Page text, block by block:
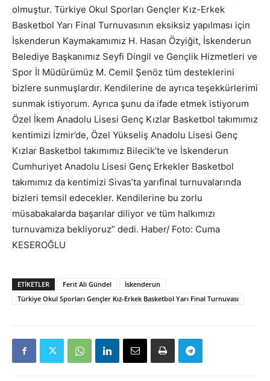
olmuştur. Türkiye Okul Sporları Gençler Kız-Erkek
Basketbol Yarı Final Turnuvasının eksiksiz yapılması için
İskenderun Kaymakamımız H. Hasan Özyiğit, İskenderun
Belediye Başkanımız Seyfi Dingil ve Gençlik Hizmetleri ve
Spor İl Müdürümüz M. Cemil Şenöz tüm desteklerini
bizlere sunmuşlardır. Kendilerine de ayrıca teşekkürlerimi
sunmak istiyorum. Ayrıca şunu da ifade etmek istiyorum
Özel İkem Anadolu Lisesi Genç Kızlar Basketbol takımımız
kentimizi İzmir’de, Özel Yükseliş Anadolu Lisesi Genç
Kızlar Basketbol takımımız Bilecik’te ve İskenderun
Cumhuriyet Anadolu Lisesi Genç Erkekler Basketbol
takımımız da kentimizi Sivas’ta yarıfinal turnuvalarında
bizleri temsil edecekler. Kendilerine bu zorlu
müsabakalarda başarılar diliyor ve tüm halkımızı
turnuvamıza bekliyoruz” dedi. Haber/ Foto: Cuma
KESEROĞLU
ETIKETLER Ferit Ali Gündel
İskenderun
Türkiye Okul Sporları Gençler Kız-Erkek Basketbol Yarı Final Turnuvası